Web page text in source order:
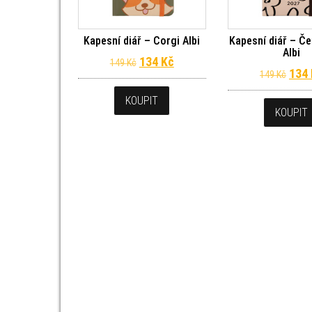
Kapesní diář – Corgi Albi
149Kč Původní cena byla: 149 Kč.
134 KčAktuální cena je: 134 Kč.
KOUPIT
Kapesní diář –
Albi
149Kč 134
KOUPIT